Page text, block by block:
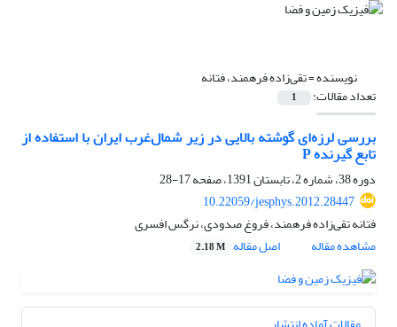
نویسنده =تقی‌‌‌زاده فرهمند، فتانه
تعداد مقالات: 1
بررسی لرزه‌ای گوشته بالایی در زیر شما‌‌‌ل‌غرب ایران با استفاده از
تابع گیرنده P
دوره 38، شماره 2، تابستان 1391، صفحه
17-28
10.22059/jesphys.2012.28447
فتانه تقی‌‌‌زاده فرهمند، فروغ صدودی، نرگس افسری
مشاهده مقاله
اصل مقاله 2.18 M